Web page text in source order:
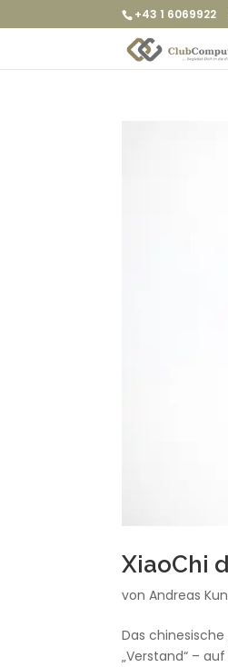
+43 1 6069922
XiaoChi
vonAndreas
Das chinesische
„Verstand“ –